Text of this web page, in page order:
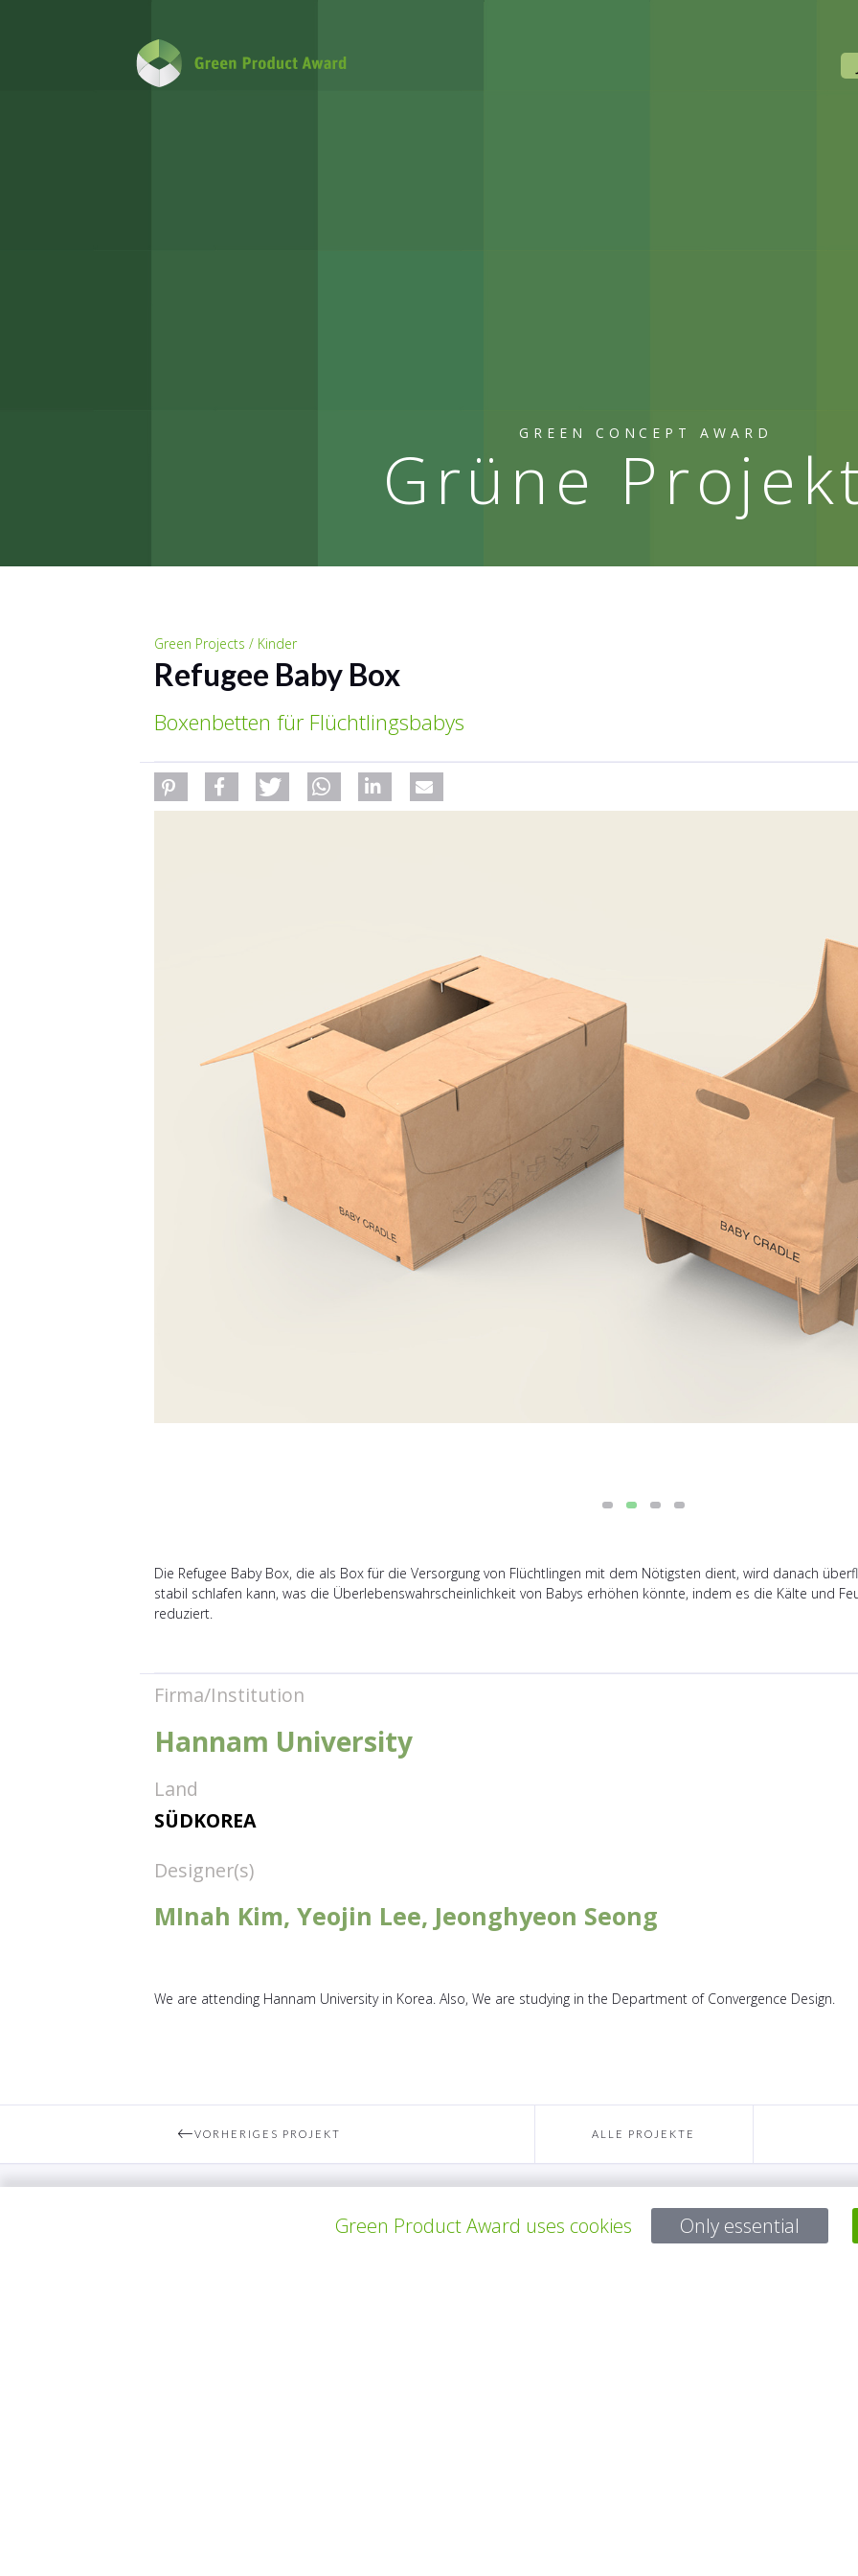
GREEN CONCEPT AWARD
Grüne
Green Projects / Kinder
Refugee Baby Box
Boxenbetten für Flüchtlingsbabys
Die Refugee Baby Box, die als Box für die Versorgung von Flüchtlingen mit dem Nötigsten dient, wird danach
stabil schlafen kann, was die Überlebenswahrscheinlichkeit von Babys erhöhen könnte, indem es die Kälte und
reduziert.
Firma/Institution
Hannam University
Land
SÜDKOREA
Designer(s)
MInah Kim, Yeojin Lee, Jeonghyeon Seong
We are attending Hannam University in Korea. Also, We are studying in the Department of Convergence Design.
VORHERIGES PROJEKT ALLE PROJEKTE
Bei Fragen:
Green Product Award uses cookies Only essential